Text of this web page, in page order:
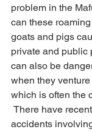
problem in the
can these
goats and pigs
private and public
can also be
when they
which is often the
accidents